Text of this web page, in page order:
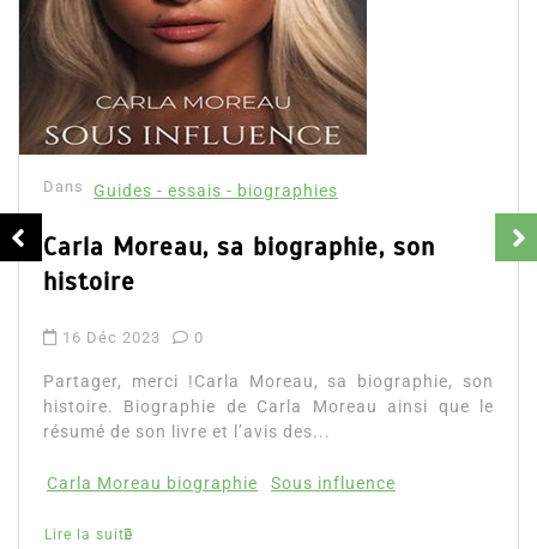
Dans Guides - essais - biographies
Apprendre à investir dans les
cryptomonnaies. Découvrez le résumé du livre, ce
apprendre à investir cryptomonnaies